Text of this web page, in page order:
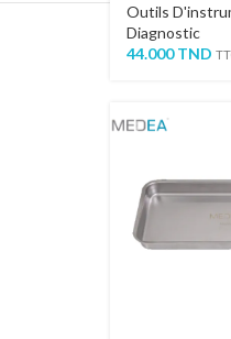
Outils
Diagnostic
44.000TND